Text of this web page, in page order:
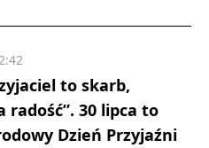
to skarb,
radość”. 30 lipca to
Dzień Przyjaźni